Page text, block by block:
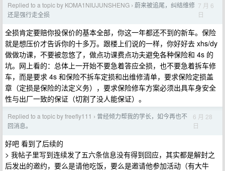
Replied to a topic by KOMA1NIUJUNSHENG › 蔚来被追尾，纠结维修
还是强行走全损
7 月 6
日
全损肯定要赔你投保价的基本全部，你这一年都还不到的新车。保险
就是想压价才告诉你的十多万。跟楼上们说的一样，你好好去 xhs/dy
做做功课，不要被忽悠了，做点功课费点功夫避免各种保险和 4s 的
坑。网上看的：总体上一开始不要急着答应全损，也不要急着拆车修
车，而是要求 4s 和保险不拆车定损和出维修清单，要求保险定损盖
章（定损是保险的法定义务），要求保险修车方案必须出具车身安全
性与出厂一致的保证（切割了没人能保证）。
Replied to a topic by freefly111 › 曾经倾力帮我的学长，如今再也不
回消息。
6 月 28
日
好吧 看到了后续的
> 我帖子里写到连续发了五六条信息没有得到回应，其实都是解封之
后发出的邀约，要么是请他吃饭，要么是邀请他参加活动（有大牛